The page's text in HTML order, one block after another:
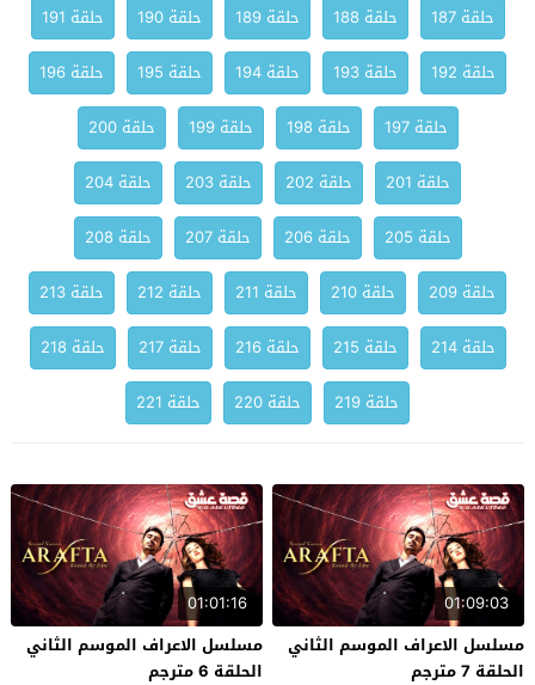
حلقة 187
حلقة 188 حلقة 189 حلقة 190
حلقة 191
حلقة 192
حلقة 193 حلقة 194 حلقة 195
حلقة 196
حلقة 197
حلقة 198 حلقة 199
حلقة 200
حلقة 201
حلقة 202 حلقة 203
حلقة 204
حلقة 205
حلقة 206 حلقة 207
حلقة 208
حلقة 209
حلقة 210 حلقة 211 حلقة 212
حلقة 213
حلقة 214
حلقة 215 حلقة 216 حلقة 217
حلقة 218
حلقة 219
حلقة 220 حلقة 221
01:09:03
مسلسل الاعراف الموسم الثاني
الحلقة 7 مترجم
01:01:16
مسلسل الاعراف الموسم الثاني
الحلقة 6 مترجم